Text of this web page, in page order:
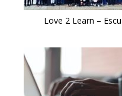
Love 2 Learn –